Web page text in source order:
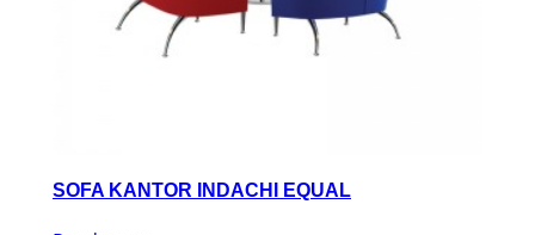
SOFA KANTOR INDACHI EQUAL